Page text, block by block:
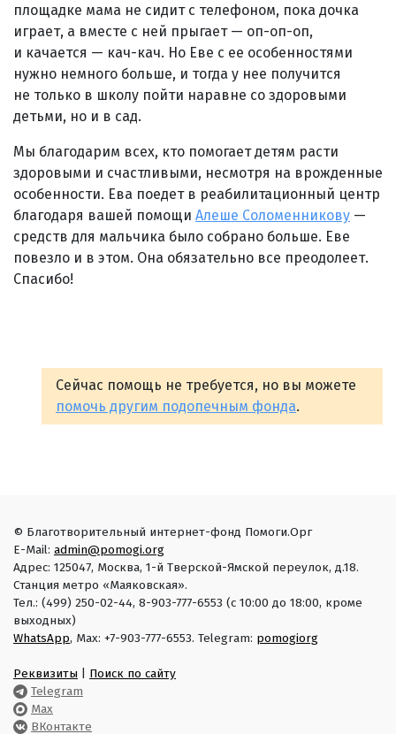
площадке мама не сидит с телефоном, пока дочка
играет, а вместе с ней прыгает — оп-оп-оп,
и качается — кач-кач. Но Еве с ее особенностями
нужно немного больше, и тогда у нее получится
не только в школу пойти наравне со здоровыми
детьми, но и в сад.
Мы благодарим всех, кто помогает детям расти
здоровыми и счастливыми, несмотря на врожденные
особенности. Ева поедет в реабилитационный центр
благодаря вашей помощи Алеше Соломенникову —
средств для мальчика было собрано больше. Еве
повезло и в этом. Она обязательно все преодолеет.
Спасибо!
Сейчас помощь не требуется, но вы можете
помочь другим подопечным фонда.
© Благотворительный интернет-фонд Помоги.Орг
E-Mail: admin@pomogi.org
Адрес: 125047, Москва, 1-й Тверской-Ямской переулок, д.18.
Станция метро «Маяковская».
Тел.: (499) 250-02-44, 8-903-777-6553 (с 10:00 до 18:00, кроме
выходных)
WhatsApp, Max: +7-903-777-6553. Telegram: pomogiorg
Реквизиты
Поиск по сайту
Telegram
Max
ВКонтакте